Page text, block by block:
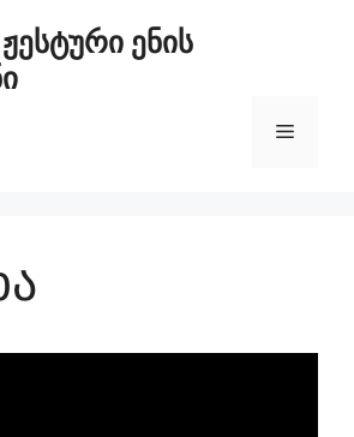
ენის